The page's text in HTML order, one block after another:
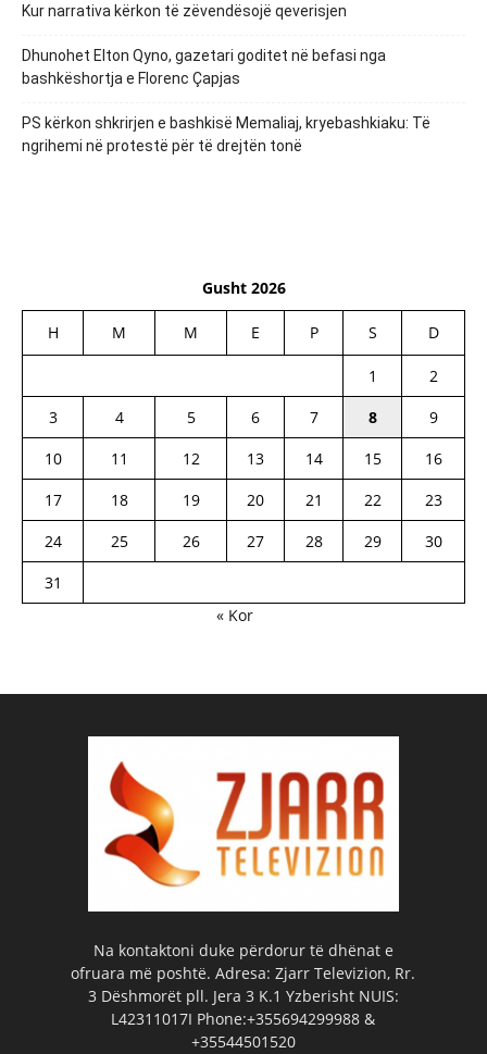
Kur narrativa kërkon të zëvendësojë qeverisjen
Dhunohet Elton Qyno, gazetari goditet në befasi nga
bashkëshortja e Florenc Çapjas
PS kërkon shkrirjen e bashkisë Memaliaj, kryebashkiaku: Të
ngrihemi në protestë për të drejtën tonë
Gusht 2026
H M M E P S D
1
2
3
4 5 6 7 8
9
10
11 12 13 14 15
16
17
18 19 20 21 22
23
24
25 26 27 28 29
30
31
« Kor
Na kontaktoni duke përdorur të dhënat e
ofruara më poshtë. Adresa: Zjarr Televizion, Rr.
3 Dëshmorët pll. Jera 3 K.1 Yzberisht NUIS:
L42311017I Phone:+355694299988 &
+35544501520